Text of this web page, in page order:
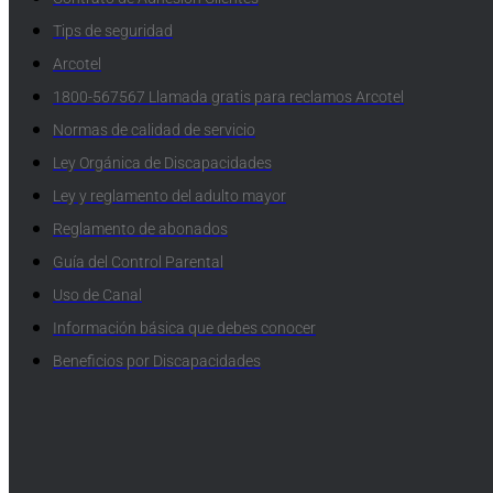
Tips de seguridad
Arcotel
1800-567567 Llamada gratis para reclamos Arcotel
Normas de calidad de servicio
Ley Orgánica de Discapacidades
Ley y reglamento del adulto mayor
Reglamento de abonados
Guía del Control Parental
Uso de Canal
Información básica que debes conocer
Beneficios por Discapacidades​